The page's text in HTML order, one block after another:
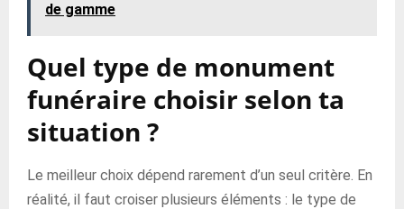
de gamme
Quel type de monument
funéraire choisir selon ta
situation ?
Le meilleur choix dépend rarement d’un seul critère. En
réalité, il faut croiser plusieurs éléments : le type de